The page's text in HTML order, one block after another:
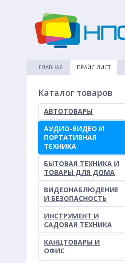
ГЛАВНАЯ ПРАЙС-ЛИСТ
Каталог товаров
АВТОТОВАРЫ
АУДИО-ВИДЕО И
ПОРТАТИВНАЯ
ТЕХНИКА
БЫТОВАЯ ТЕХНИКА И
ТОВАРЫ ДЛЯ ДОМА
ВИДЕОНАБЛЮДЕНИЕ
И БЕЗОПАСНОСТЬ
ИНСТРУМЕНТ И
САДОВАЯ ТЕХНИКА
КАНЦТОВАРЫ И
ОФИС